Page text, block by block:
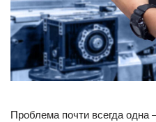
Проблема почти всегда